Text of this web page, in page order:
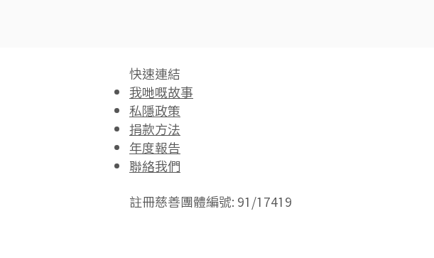
快速連結​
我哋嘅故事
私隱政策
捐款方法
年度報告
聯絡我們
註冊慈善團體編號: 91/17419